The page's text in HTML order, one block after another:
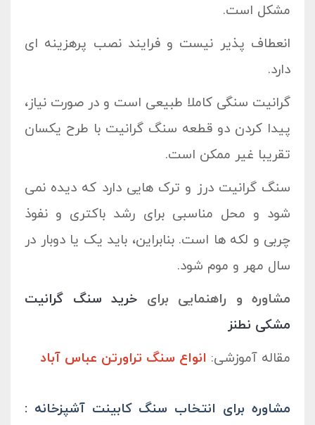
مشکل است.
انعطاف پذیر نیست و فرایند نصب پرهزینه ای
دارد.
گرانیت سنگی کاملا طبیعی است و در صورت نیاز،
پیدا کردن دو قطعه سنگ گرانیت با طرح یکسان
تقریبا غیر ممکن است.
سنگ گرانیت درز و ترک هایی دارد که دیده نمی
شود و محل مناسبی برای رشد باکتری و نفوذ
چربی و لکه ها است. بنابراین، باید یک یا دوبار در
سال مهر و موم شود.
مشاوره و راهنمایی برای خرید سنگ گرانیت
مشکی نطنز
مقاله آموزشی: انواع سنگ تراورتن عباس آباد
مشاوره برای انتخاب سنگ کابینت آشپزخانه :